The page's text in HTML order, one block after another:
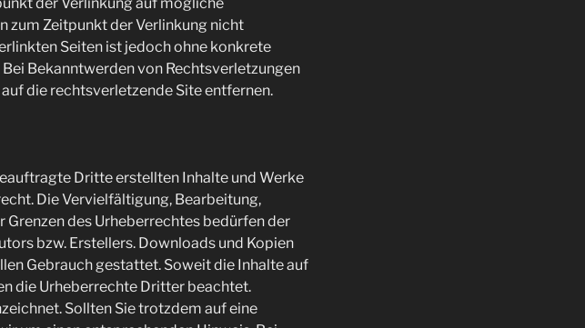
zum Zeitpunkt der Verlinkung nicht
Seiten ist jedoch ohne konkrete
Bekanntwerden von Rechtsverletzungen
die rechtsverletzende Site entfernen.
Dritte erstellten Inhalte und Werke
Die Vervielfältigung, Bearbeitung,
des Urheberrechtes bedürfen der
bzw. Erstellers. Downloads und Kopien
Gebrauch gestattet. Soweit die Inhalte auf
die Urheberrechte Dritter beachtet.
Sollten Sie trotzdem auf eine